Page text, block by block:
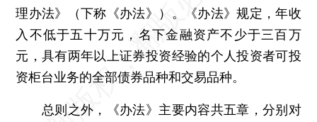
理办法》（下称《办法》）。《办法》规定，年收
入不低于五十万元，名下金融资产不少于三百万
元，具有两年以上证券投资经验的个人投资者可投
资柜台业务的全部债券品种和交易品种。
总则之外，《办法》主要内容共五章，分别对